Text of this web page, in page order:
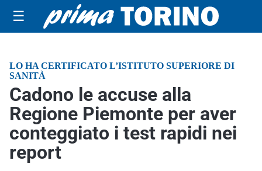
☰
LO HA CERTIFICATO L’ISTITUTO SUPERIORE DI
SANITÀ
Cadono le accuse alla
Regione Piemonte per aver
conteggiato i test rapidi nei
report